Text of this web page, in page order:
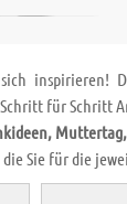
inspirieren!
für Schritt
Sie für die